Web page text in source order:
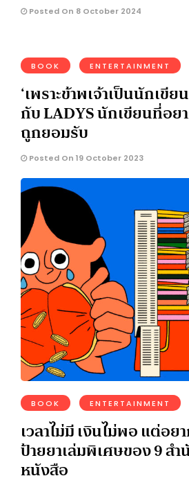
Posted On 8 October 2024
BOOK ENTERTAINMENT
‘เพราะข้าพเจ้าเป็นนักเขี
กับ LADYS นักเขียนที่อ
ถูกยอมรับ
Posted On 19 October 2023
BOOK ENTERTAINMENT
เวลาไม่มี เงินไม่พอ แต่อ
ป้ายยาเล่มพิเศษของ 9 ส
หนังสือ